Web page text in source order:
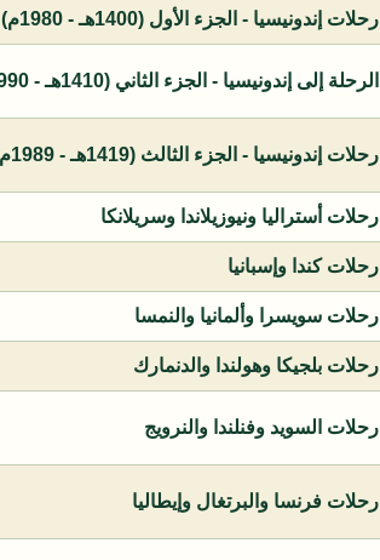
رحلات إندونيسيا - الجزء الأول (1400هـ - 1980م)
الرحلة إلى إندونيسيا - الجزء الثاني (1410هـ - 1990م)
رحلات إندونيسيا - الجزء الثالث (1419هـ - 1989م)
رحلات أستراليا ونيوزيلاندا وسريلانكا
رحلات كندا وإسبانيا
رحلات سويسرا وألمانيا والنمسا
رحلات بلجيكا وهولندا والدنمارك
رحلات السويد وفنلندا والنرويج
رحلات فرنسا والبرتغال وإيطاليا